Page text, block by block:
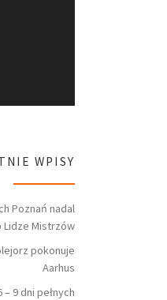
WPISY
Poznań nadal
Lidze Mistrzów
pokonuje
Aarhus
9 dni pełnych